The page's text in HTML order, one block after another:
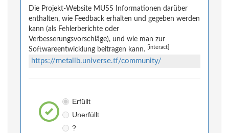
Die Projekt-Website MUSS Informationen darüber
enthalten, wie Feedback erhalten und gegeben werden
kann (als Fehlerberichte oder
Verbesserungsvorschläge), und wie man zur
Softwareentwicklung beitragen kann.
[interact]
https://metallb.universe.tf/community/
Erfüllt
Unerfüllt
?